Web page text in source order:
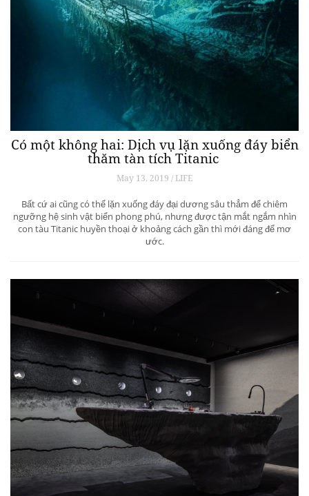
Có một không hai: Dịch vụ lặn xuống đáy biển
thăm tàn tích Titanic
May 13, 2019 / LIFE
Bất cứ ai cũng có thể lặn xuống đáy đại dương sâu thẳm để chiêm
ngưỡng hệ sinh vật biển phong phú, nhưng được tận mắt ngắm nhìn
con tàu Titanic huyền thoại ở khoảng cách gần thì mới đáng để mơ
ước.